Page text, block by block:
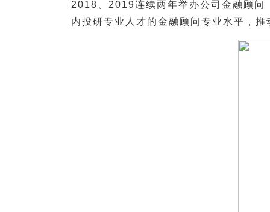
2018、2019连续两年举办公司金融顾问
内投研专业人才的金融顾问专业水平，